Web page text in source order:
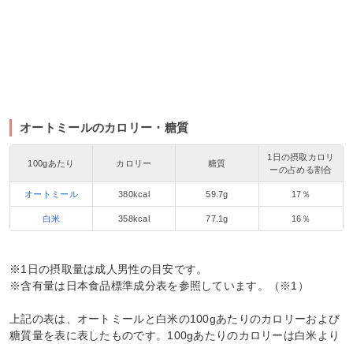
オートミールのカロリー・糖質
100gあたり カロリー 糖質
1日の摂取カロリ
ーの占める割合
オートミール 380kcal 59.7g 17％
白米 358kcal 77.1g 16％
※1日の摂取量は成人男性の目安です。
※含有量は日本食品標準成分表を参照しています。（※1）
上記の表は、オートミールと白米の100gあたりのカロリーおよび
糖質量を表に表したものです。100gあたりのカロリーは白米より